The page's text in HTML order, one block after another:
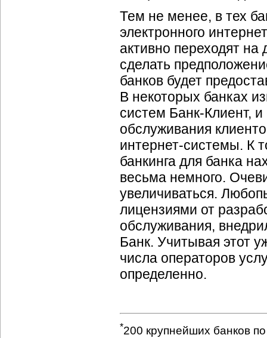
Тем не менее, в тех
электронного
активно переходят
сделать
банков будет
В некоторых банках
систем Банк-Клиент,
обслуживания
интернет-системы. К
банкинга для банка
весьма немного.
увеличиваться.
лицензиями от
обслуживания,
Банк. Учитывая этот
числа операторов
определенно.
*200 крупнейших банков